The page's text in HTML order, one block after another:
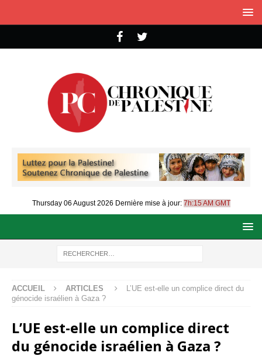
Thursday 06 August 2026 Dernière mise à jour: 7h:15 AM GMT
ACCUEIL ARTICLES
L’UE est-elle un complice direct du
génocide israélien à Gaza ?
L’UE est-elle un complice direct
du génocide israélien à Gaza ?